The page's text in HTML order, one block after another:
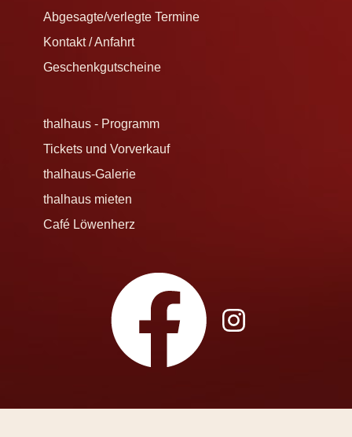
Abgesagte/verlegte Termine
Kontakt / Anfahrt
Geschenkgutscheine
thalhaus - Programm
Tickets und Vorverkauf
thalhaus-Galerie
thalhaus mieten
Café Löwenherz